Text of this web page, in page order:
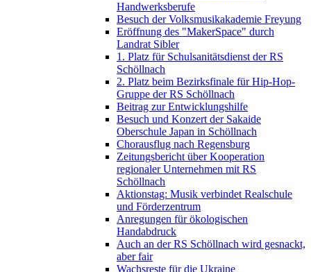
Handwerksberufe
Besuch der Volksmusikakademie Freyung
Eröffnung des "MakerSpace" durch
Landrat Sibler
1. Platz für Schulsanitätsdienst der RS
Schöllnach
2. Platz beim Bezirksfinale für Hip-Hop-
Gruppe der RS Schöllnach
Beitrag zur Entwicklungshilfe
Besuch und Konzert der Sakaide
Oberschule Japan in Schöllnach
Chorausflug nach Regensburg
Zeitungsbericht über Kooperation
regionaler Unternehmen mit RS
Schöllnach
Aktionstag: Musik verbindet Realschule
und Förderzentrum
Anregungen für ökologischen
Handabdruck
Auch an der RS Schöllnach wird gesnackt,
aber fair
Wachsreste für die Ukraine